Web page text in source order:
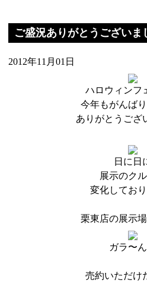
ご盛況ありがとうございま
2012年11月01日
ハロウィンフ
今年もがんばり
ありがとうござ
日に日
展示のク
変化してお
栗東店の展示
ガラ〜ん
売約いただけ